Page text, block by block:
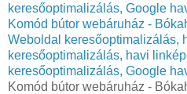
keresőoptimalizálás, Google
Komód bútor webáruház -
Weboldal keresőoptimalizálás,
keresőoptimalizálás, havi
keresőoptimalizálás, Google
Komód bútor webáruház -